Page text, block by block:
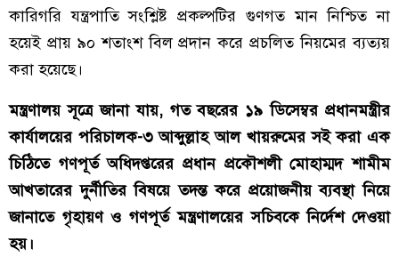
কারিগরি যন্ত্রপাতি সংশ্লিষ্ট প্রকল্পটির গুণগত মান নিশ্চিত না
হয়েই প্রায় ৯০ শতাংশ বিল প্রদান করে প্রচলিত নিয়মের ব্যত্যয়
করা হয়েছে।
মন্ত্রণালয় সূত্রে জানা যায়, গত বছরের ১৯ ডিসেম্বর প্রধানমন্ত্রীর
কার্যালয়ের পরিচালক-৩ আব্দুল্লাহ আল খায়রুমের সই করা এক
চিঠিতে গণপূর্ত অধিদপ্তরের প্রধান প্রকৌশলী মোহাম্মদ শামীম
আখতারের দুর্নীতির বিষয়ে তদন্ত করে প্রয়োজনীয় ব্যবস্থা নিয়ে
জানাতে গৃহায়ণ ও গণপূর্ত মন্ত্রণালয়ের সচিবকে নির্দেশ দেওয়া
হয়।